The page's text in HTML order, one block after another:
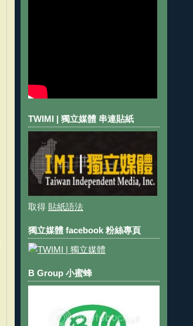
TWIMI | 獨立媒體 串連貼紙
取得 貼紙語法
獨立媒體 facebook 粉絲專頁
B Group 小蜜蜂